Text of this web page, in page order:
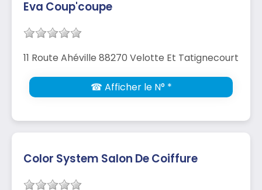
Eva Coup'coupe
11 Route Ahéville 88270 Velotte Et Tatignecourt
☎ Afficher le N° *
Color System Salon De Coiffure